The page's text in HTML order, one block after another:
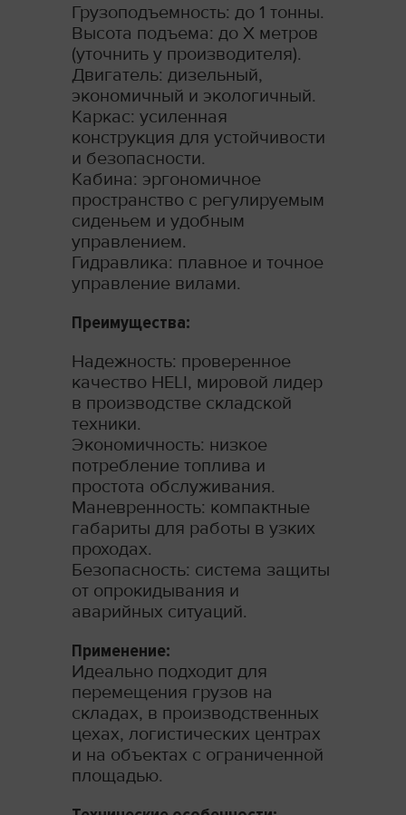
Грузоподъемность: до 1 тонны.
Высота подъема: до Х метров
(уточнить у производителя).
Двигатель: дизельный,
экономичный и экологичный.
Каркас: усиленная
конструкция для устойчивости
и безопасности.
Кабина: эргономичное
пространство с регулируемым
сиденьем и удобным
управлением.
Гидравлика: плавное и точное
управление вилами.
Преимущества:
Надежность: проверенное
качество HELI, мировой лидер
в производстве складской
техники.
Экономичность: низкое
потребление топлива и
простота обслуживания.
Маневренность: компактные
габариты для работы в узких
проходах.
Безопасность: система защиты
от опрокидывания и
аварийных ситуаций.
Применение:
Идеально подходит для
перемещения грузов на
складах, в производственных
цехах, логистических центрах
и на объектах с ограниченной
площадью.